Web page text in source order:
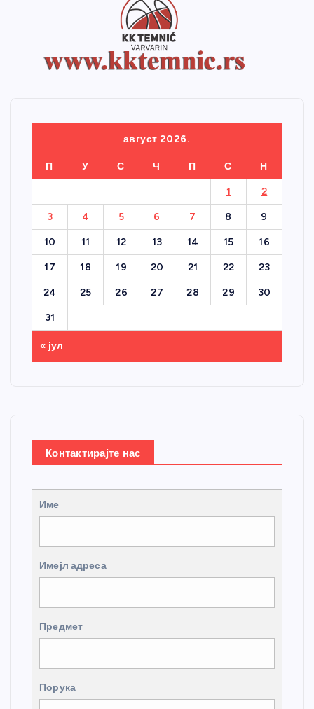
август 2026.
П У С Ч П С Н
1 2
3 4 5 6 7 8 9
10 11 12 13 14 15 16
17 18 19 20 21 22 23
24 25 26 27 28 29 30
31
« јул
Контактирајте нас
Име
Имејл адреса
Предмет
Порука